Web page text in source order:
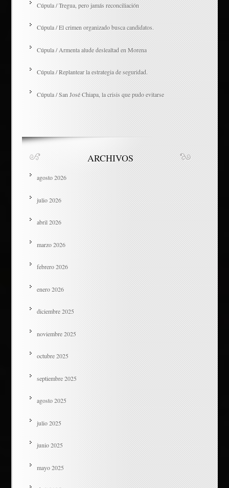
Cúpula / Tregua, pero jamás reconciliación
Cúpula / El crimen organizado busca candidatos.
Cúpula / Armenta alude deslealtad en Morena
Cúpula / Replantear la estrategia de seguridad.
Cúpula / San José Chiapa, la crisis que pudo evitarse
ARCHIVOS
agosto 2026
julio 2026
abril 2026
marzo 2026
febrero 2026
enero 2026
diciembre 2025
noviembre 2025
octubre 2025
septiembre 2025
agosto 2025
julio 2025
junio 2025
mayo 2025